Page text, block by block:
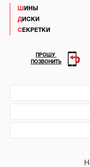
ШИНЫ
ДИСКИ
СЕКРЕТКИ
ПРОШУ
ПОЗВОНИТЬ